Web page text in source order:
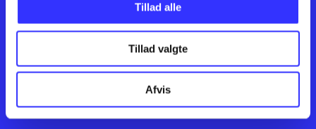
Tillad alle
Tillad valgte
Afvis Feedback
Kontakt os
English
Artikler
Film
Musik
Noder